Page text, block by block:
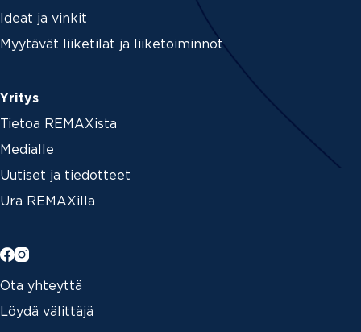
Ideat ja vinkit
Myytävät liiketilat ja liiketoiminnot
Yritys
Tietoa REMAXista
Medialle
Uutiset ja tiedotteet
Ura REMAXilla
Ota yhteyttä
Löydä välittäjä